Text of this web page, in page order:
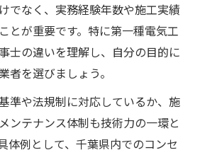
でなく、実務経験年数や施工実績
とが重要です。特に第一種電気工
士の違いを理解し、自分の目的に
者を選びましょう。
準や法規制に対応しているか、施
ンテナンス体制も技術力の一環と
体例として、千葉県内でのコンセ